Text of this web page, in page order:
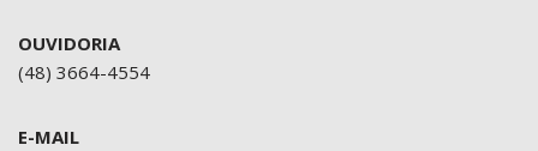
OUVIDORIA
(48) 3664-4554
E-MAIL